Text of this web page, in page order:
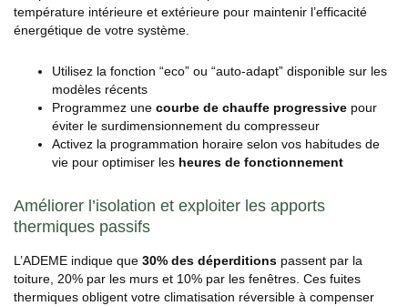
température intérieure et extérieure pour maintenir l’efficacité
énergétique de votre système.
Utilisez la fonction “eco” ou “auto-adapt” disponible sur les
modèles récents
Programmez une courbe de chauffe progressive pour
éviter le surdimensionnement du compresseur
Activez la programmation horaire selon vos habitudes de
vie pour optimiser les heures de fonctionnement
Améliorer l’isolation et exploiter les apports
thermiques passifs
L’ADEME indique que 30% des déperditions passent par la
toiture, 20% par les murs et 10% par les fenêtres. Ces fuites
thermiques obligent votre climatisation réversible à compenser